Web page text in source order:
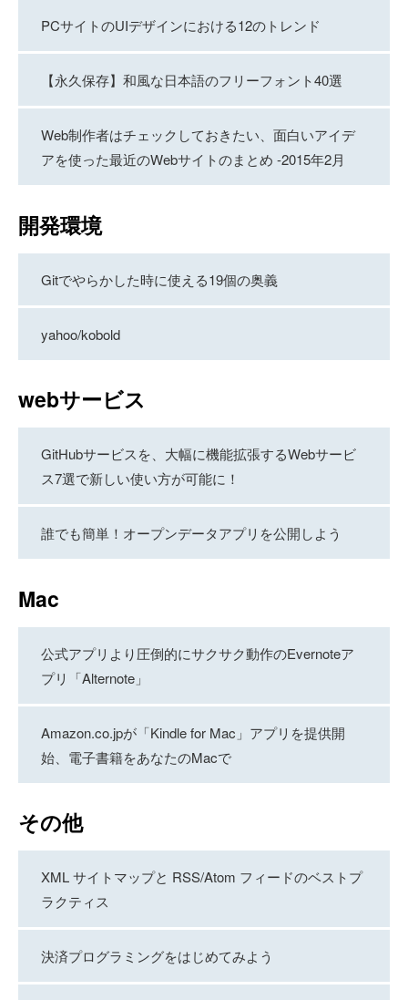
PCサイトのUIデザインにおける12のトレンド
【永久保存】和風な日本語のフリーフォント40選
Web制作者はチェックしておきたい、面白いアイデ
アを使った最近のWebサイトのまとめ -2015年2月
開発環境
Gitでやらかした時に使える19個の奥義
yahoo/kobold
webサービス
GitHubサービスを、大幅に機能拡張するWebサービ
ス7選で新しい使い方が可能に！
誰でも簡単！オープンデータアプリを公開しよう
Mac
公式アプリより圧倒的にサクサク動作のEvernoteア
プリ「Alternote」
Amazon.co.jpが「Kindle for Mac」アプリを提供開
始、電子書籍をあなたのMacで
その他
XML サイトマップと RSS/Atom フィードのベストプ
ラクティス
決済プログラミングをはじめてみよう